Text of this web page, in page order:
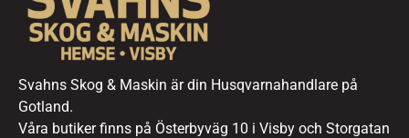
Svahns Skog & Maskin är din Husqvarnahandlare på
Gotland.
Våra butiker finns på Österbyväg 10 i Visby och Storgatan